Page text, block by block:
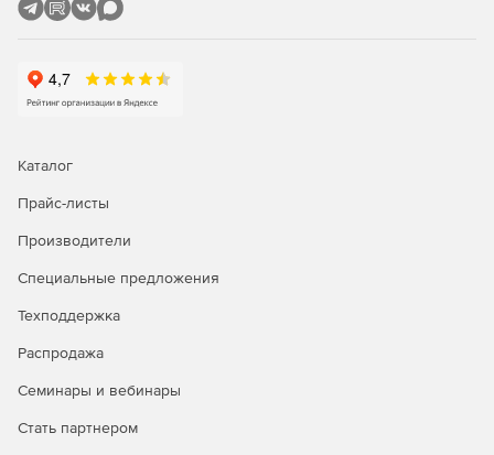
Каталог
Прайс-листы
Производители
Специальные предложения
Техподдержка
Распродажа
Семинары и вебинары
Стать партнером